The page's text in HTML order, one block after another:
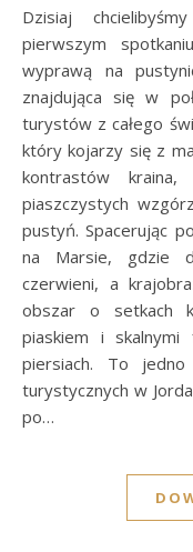
Dzisiaj chcielibyśmy opowiedzieć Wam o naszym
pierwszym
wyprawą na
znajdująca się w
turystów z całego
który kojarzy się z
kontrastów
piaszczystych
pustyń. Spacerując
na Marsie, gdzie
czerwieni, a
obszar o setkach
piaskiem i
piersiach. To
turystycznych w
po…